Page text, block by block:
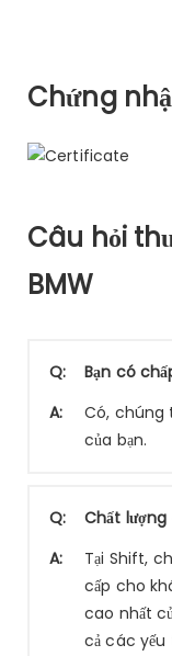
Chứng
Câu hỏi
BMW
Q:
Bạn có
A:
Có, chúng
của bạn.
Q:
Chất
A:
Tại Shift,
cấp cho
cao nhất
cả các